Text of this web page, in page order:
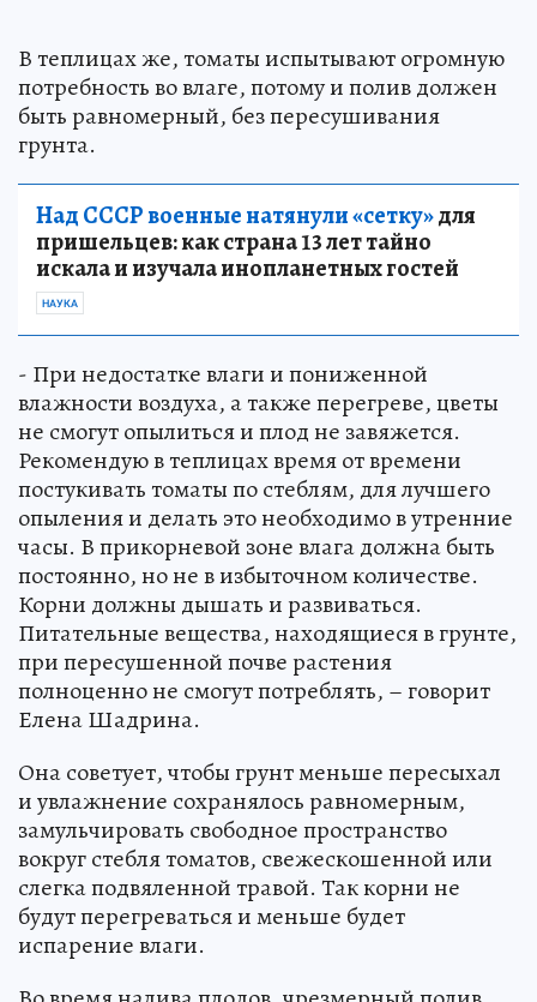
В теплицах же, томаты испытывают огромную
потребность во влаге, потому и полив должен
быть равномерный, без пересушивания
грунта.
Над СССР военные натянули «сетку»для
пришельцев: как страна 13 лет тайно
искала и изучала инопланетных гостей
НАУКА
- При недостатке влаги и пониженной
влажности воздуха, а также перегреве, цветы
не смогут опылиться и плод не завяжется.
Рекомендую в теплицах время от времени
постукивать томаты по стеблям, для лучшего
опыления и делать это необходимо в утренние
часы. В прикорневой зоне влага должна быть
постоянно, но не в избыточном количестве.
Корни должны дышать и развиваться.
Питательные вещества, находящиеся в грунте,
при пересушенной почве растения
полноценно не смогут потреблять, – говорит
Елена Шадрина.
Она советует, чтобы грунт меньше пересыхал
и увлажнение сохранялось равномерным,
замульчировать свободное пространство
вокруг стебля томатов, свежескошенной или
слегка подвяленной травой. Так корни не
будут перегреваться и меньше будет
испарение влаги.